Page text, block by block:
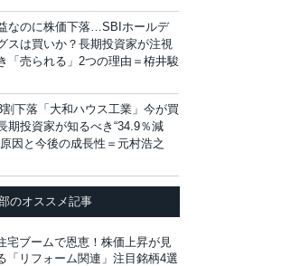
なのに株価下落…SBIホールデ
スは買いか？長期投資家が注視
「売られる」2つの理由＝栫井駿
割下落「大和ハウス工業」今が買
期投資家が知るべき“34.9％減
因と今後の成長性＝元村浩之
のオススメ記事
宅ブームで恩恵！株価上昇が見
「リフォーム関連」注目銘柄4選